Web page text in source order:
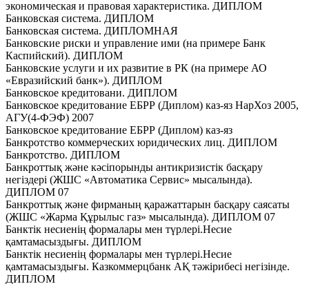
экономическая и правовая характеристика. ДИПЛОМ
Банковская система. ДИПЛОМ
Банковская система. ДИПЛОМНАЯ
Банковские риски и управление ими (на примере Банк
Каспийский). ДИПЛОМ
Банковские услуги и их развитие в РК (на примере АО
«Евразийский банк»). ДИПЛОМ
Банковское кредитовани. ДИПЛОМ
Банковское кредитование ЕБРР (Диплом) каз-яз НарХоз 2005,
АГУ(4-ФЭФ) 2007
Банковское кредитование ЕБРР (Диплом) каз-яз
Банкротство коммерческих юридических лиц. ДИПЛОМ
Банкротство. ДИПЛОМ
Банкроттық және кәсіпорынды антикризистік басқару
негіздері (ЖШС «Автоматика Сервис» мысалында).
ДИПЛОМ 07
Банкроттық және фирманың қаражаттарын басқару саясаты
(ЖШС «Жарма Құрылыс газ» мысалында). ДИПЛОМ 07
Банктiк несиенiң формалары мен түрлерi.Несие
қамтамасыздығы. ДИПЛОМ
Банктiк несиенiң формалары мен түрлерi.Несие
қамтамасыздығы. Казкоммерцбанк АҚ тәжірибесі негізінде.
ДИПЛОМ